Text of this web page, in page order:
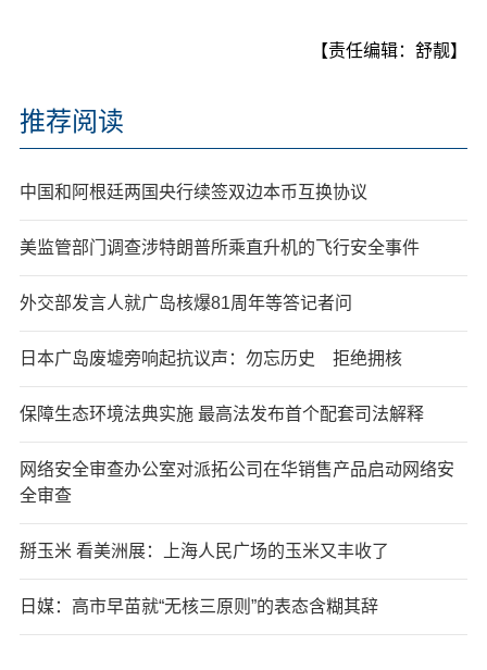
【责任编辑：舒靓】
推荐阅读
中国和阿根廷两国央行续签双边本币互换协议
美监管部门调查涉特朗普所乘直升机的飞行安全事件
外交部发言人就广岛核爆81周年等答记者问
日本广岛废墟旁响起抗议声：勿忘历史 拒绝拥核
保障生态环境法典实施 最高法发布首个配套司法解释
网络安全审查办公室对派拓公司在华销售产品启动网络安
全审查
掰玉米 看美洲展：上海人民广场的玉米又丰收了
日媒：高市早苗就“无核三原则”的表态含糊其辞